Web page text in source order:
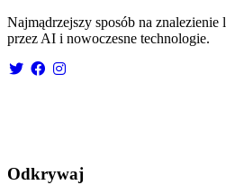
Najmądrzejszy sposób na
przez AI i nowoczesne technologie.
Odkrywaj